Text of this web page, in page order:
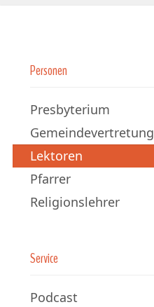
Personen
Presbyterium
Gemeindevertretung
Lektoren
Pfarrer
Religionslehrer
Service
Podcast